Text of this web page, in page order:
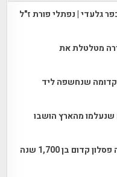
גלעדי | נפתלי פורת ז"ל
מטלטלת את
שנחשפה ליד
שנעלמו מהארץ הושבו
בן 1,700 שנה